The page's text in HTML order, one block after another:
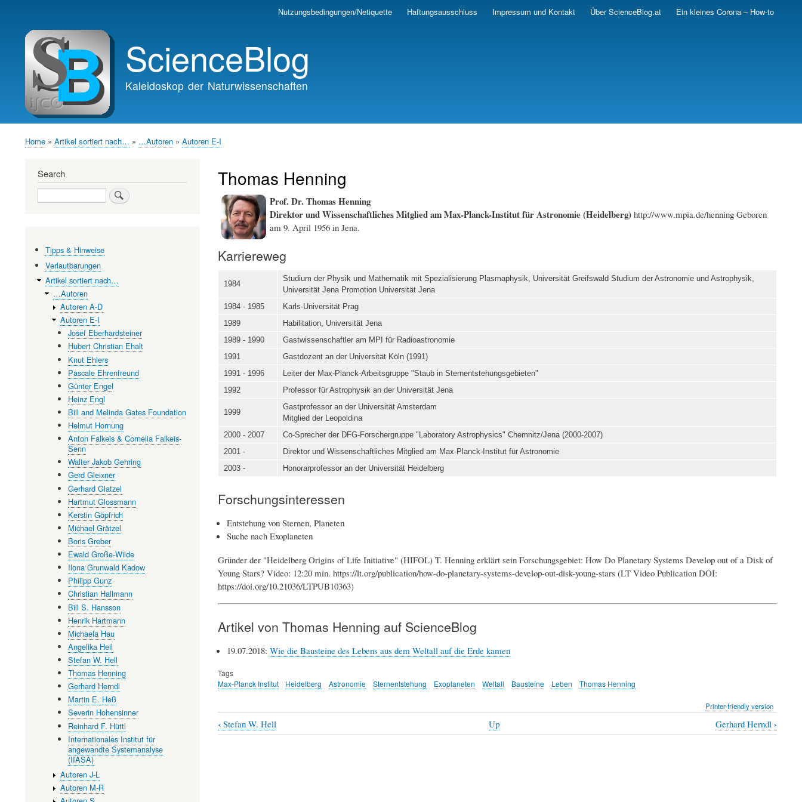
Skip
navigation
Nutzungsbedingungen/Netiquette Haftungsausschluss Impressum und Kontakt Über ScienceBlog.at Ein kleines Corona – How-to
ScienceBlog
Kaleidoskop der Naturwissenschaften
Home Artikel sortiert nach… …Autoren Autoren E-I
Thomas Henning
Prof. Dr. Thomas Henning
Direktor und Wissenschaftliches Mitglied am Max-Planck-Institut für Astronomie (Heidelberg)http://www.mpia.de/henning Geboren
am 9. April 1956 in Jena.
Karriereweg
1984
Studium der Physik und Mathematik mit Spezialisierung Plasmaphysik, Universität Greifswald Studium der Astronomie und Astrophysik,
Universität Jena Promotion Universität Jena
1984 - 1985
Karls-Universität Prag
1989
Habilitation, Universität Jena
1989 - 1990
Gastwissenschaftler am MPI für Radioastronomie
1991
Gastdozent an der Universität Köln (1991)
1991 - 1996
Leiter der Max-Planck-Arbeitsgruppe "Staub in Sternentstehungsgebieten"
1992
Professor für Astrophysik an der Universität Jena
1999
Gastprofessor an der Universität Amsterdam
Mitglied der Leopoldina
2000 - 2007
Co-Sprecher der DFG-Forschergruppe "Laboratory Astrophysics" Chemnitz/Jena (2000-2007)
2001 -
Direktor und Wissenschaftliches Mitglied am Max-Planck-Institut für Astronomie
2003 -
Honorarprofessor an der Universität Heidelberg
Forschungsinteressen
Entstehung von Sternen, Planeten
Suche nach Exoplaneten
Gründer der "Heidelberg Origins of Life Initiative" (HIFOL) T. Henning erklärt sein Forschungsgebiet: How Do Planetary Systems Develop out of a Disk of
Young Stars? Video: 12:20 min. https://lt.org/publication/how-do-planetary-systems-develop-out-disk-young-stars (LT Video Publication DOI:
https://doi.org/10.21036/LTPUB10363)
Artikel von Thomas Henning auf ScienceBlog
19.07.2018: Wie die Bausteine des Lebens aus dem Weltall auf die Erde kamen
Tags
Max-Planck Institut
Heidelberg Astronomie Sternentstehung Exoplaneten Weltall Bausteine Leben Thomas Henning
Printer-friendly version
Book
‹Stefan W. Hell Up Gerhard Herndl ›
Search
Search
Tipps & Hinweise
Verlautbarungen
Artikel sortiert nach…
…Autoren
Autoren A-D
Autoren E-I
Josef Eberhardsteiner
Hubert Christian Ehalt
Knut Ehlers
Pascale Ehrenfreund
Günter Engel
Heinz Engl
Bill and Melinda Gates Foundation
Helmut Hornung
Anton Falkeis & Cornelia Falkeis-
Senn
Walter Jakob Gehring
Gerd Gleixner
Gerhard Glatzel
Hartmut Glossmann
Kerstin Göpfrich
Michael Grätzel
Boris Greber
Ewald Große-Wilde
Ilona Grunwald Kadow
Philipp Gunz
Christian Hallmann
Bill S. Hansson
Henrik Hartmann
Michaela Hau
Angelika Heil
Stefan W. Hell
Thomas Henning
Gerhard Herndl
Martin E. Heß
Severin Hohensinner
Reinhard F. Hüttl
Internationales Institut für
angewandte Systemanalyse
(IIASA)
Autoren J-L
Autoren M-R